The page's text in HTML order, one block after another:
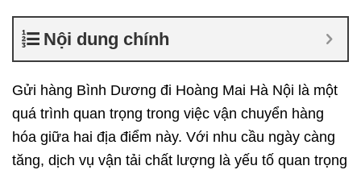
Nội dung chính
Gửi hàng Bình Dương đi Hoàng Mai Hà Nội là một
quá trình quan trọng trong việc vận chuyển hàng
hóa giữa hai địa điểm này. Với nhu cầu ngày càng
tăng, dịch vụ vận tải chất lượng là yếu tố quan trọng